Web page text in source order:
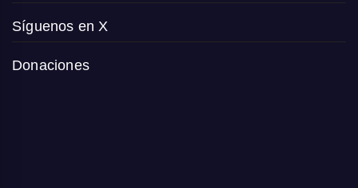
Síguenos en X
Donaciones